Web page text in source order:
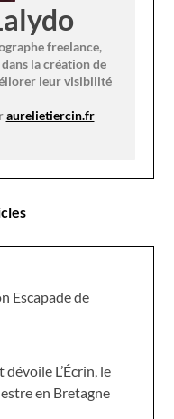
freelance,
la création de
leur visibilité
aurelietiercin.fr
Escapade de
L’Écrin, le
en Bretagne